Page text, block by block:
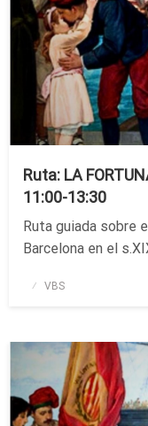
Ruta: LA
11:00-13:30
Ruta guiada sobre
Barcelona en el
Publicado
VBS